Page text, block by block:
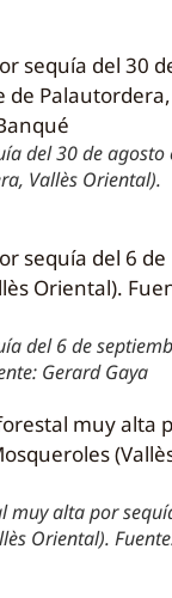
del 30 de agosto
Vallès Oriental).
del 6 de
Gerard Gaya
muy alta por
Oriental).